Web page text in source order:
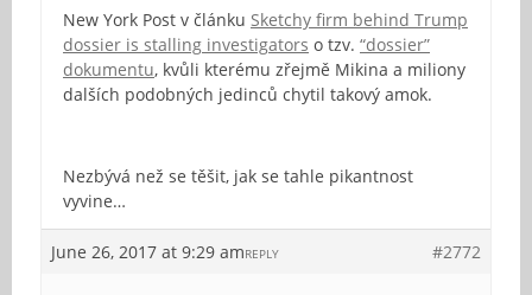
New York Post v článku Sketchy firm behind Trump
dossier is stalling investigators o tzv. “dossier”
dokumentu, kvůli kterému zřejmě Mikina a miliony
dalších podobných jedinců chytil takový amok.
Nezbývá než se těšit, jak se tahle pikantnost
vyvine…
June 26, 2017 at 9:29 am #2772
REPLY